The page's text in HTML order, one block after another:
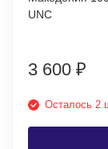
UNC
3 600 ₽
Осталось 2